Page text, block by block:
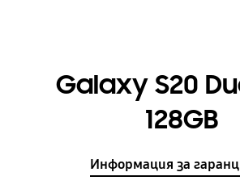
Galaxy S20
128GB
Информация за